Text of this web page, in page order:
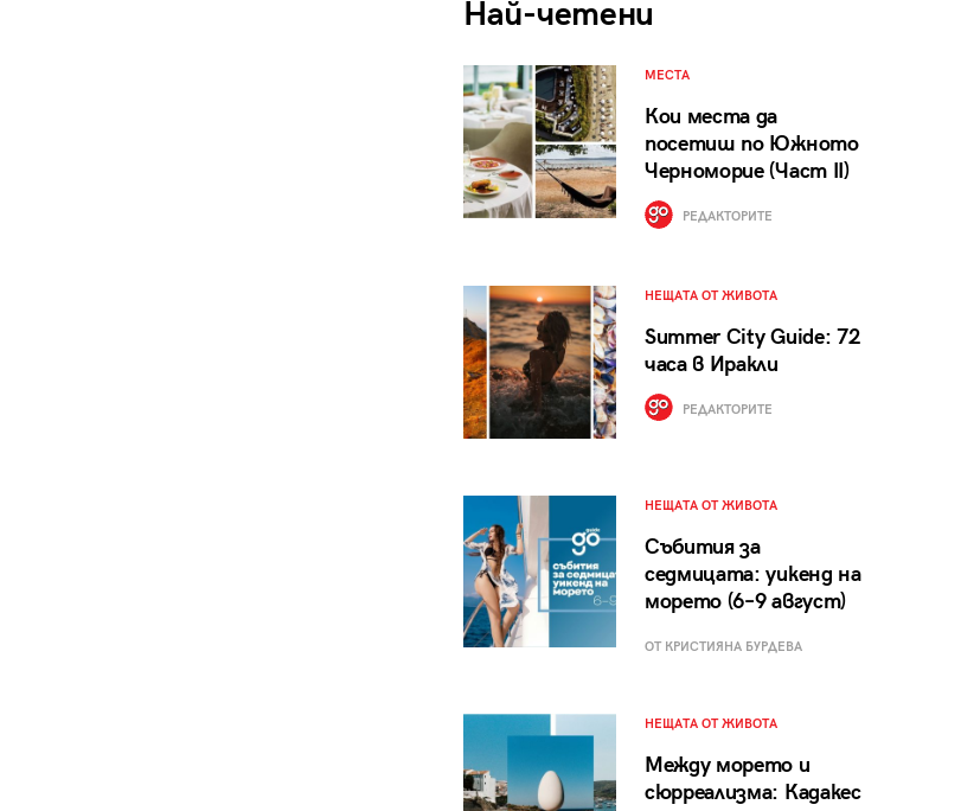
Най-четени
МЕСТА
Кои места да
посетиш по Южното
Черноморие (Част II)
РЕДАКТОРИТЕ
НЕЩАТА ОТ ЖИВОТА
Summer City Guide: 72
часа в Иракли
РЕДАКТОРИТЕ
НЕЩАТА ОТ ЖИВОТА
Събития за
седмицата: уикенд на
морето (6–9 август)
ОТ КРИСТИЯНА БУРДЕВА
НЕЩАТА ОТ ЖИВОТА
Между морето и
сюрреализма: Кадакес